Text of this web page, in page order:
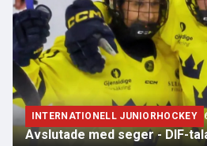
INTERNATIONELL JUNIORHOCKEY
Avslutade med seger - DIF-